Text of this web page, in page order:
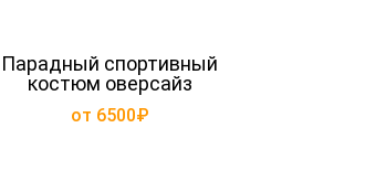
Парадный спортивный
костюм оверсайз
от 6500₽